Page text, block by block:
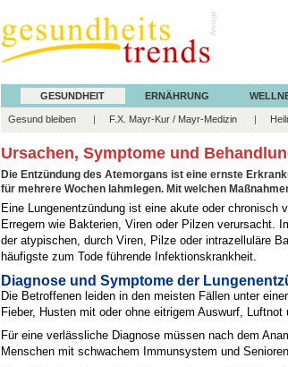
Anzeige
GESUNDHEIT ERNÄHRUNG
Gesund bleiben F.X. Mayr-Kur / Mayr-Medizin
Ursachen, Symptome und
Die Entzündung des Atemorgans ist eine ernste
für mehrere Wochen lahmlegen. Mit welchen
Eine Lungenentzündung ist eine akute oder chronisch
Erregern wie Bakterien, Viren oder Pilzen verursacht.
der atypischen, durch Viren, Pilze oder intrazelluläre
häufigste zum Tode führende Infektionskrankheit.
Diagnose und Symptome der
Die Betroffenen leiden in den meisten Fällen unter
Fieber, Husten mit oder ohne eitrigem Auswurf,
Für eine verlässliche Diagnose müssen nach dem
Menschen mit schwachem Immunsystem und